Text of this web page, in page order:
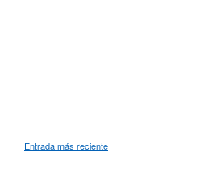
Entrada más reciente